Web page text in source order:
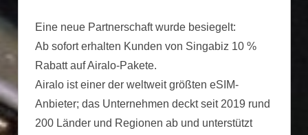
Eine neue Partnerschaft wurde besiegelt:
Ab sofort erhalten Kunden von Singabiz 10 %
Rabatt auf Airalo-Pakete.
Airalo ist einer der weltweit größten eSIM-
Anbieter; das Unternehmen deckt seit 2019 rund
200 Länder und Regionen ab und unterstützt